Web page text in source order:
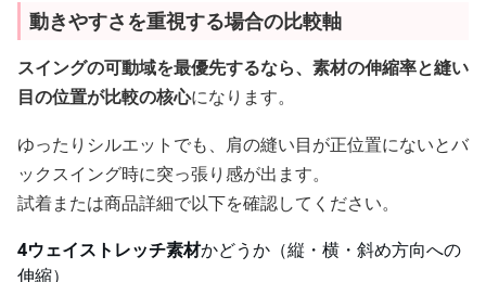
動きやすさを重視する場合の比較軸
スイングの可動域を最優先するなら、素材の伸縮率と縫い
目の位置が比較の核心になります。
ゆったりシルエットでも、肩の縫い目が正位置にないとバ
ックスイング時に突っ張り感が出ます。
試着または商品詳細で以下を確認してください。
4ウェイストレッチ素材かどうか（縦・横・斜め方向への
伸縮）